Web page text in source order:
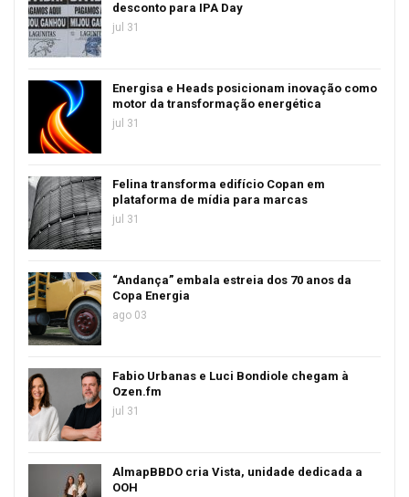
desconto para IPA Day
jul 31
Energisa e Heads posicionam inovação como
motor da transformação energética
jul 31
Felina transforma edifício Copan em
plataforma de mídia para marcas
jul 31
“Andança” embala estreia dos 70 anos da
Copa Energia
ago 03
Fabio Urbanas e Luci Bondiole chegam à
Ozen.fm
jul 31
AlmapBBDO cria Vista, unidade dedicada a
OOH